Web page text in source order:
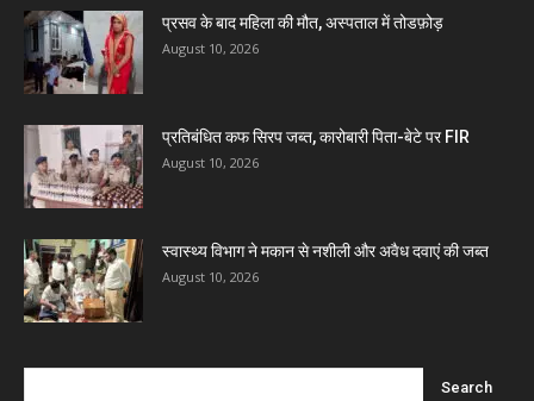
प्रसव के बाद महिला की मौत, अस्पताल में तोडफ़ोड़
August 10, 2026
प्रतिबंधित कफ सिरप जब्त, कारोबारी पिता-बेटे पर FIR
August 10, 2026
स्वास्थ्य विभाग ने मकान से नशीली और अवैध दवाएं की जब्त
August 10, 2026